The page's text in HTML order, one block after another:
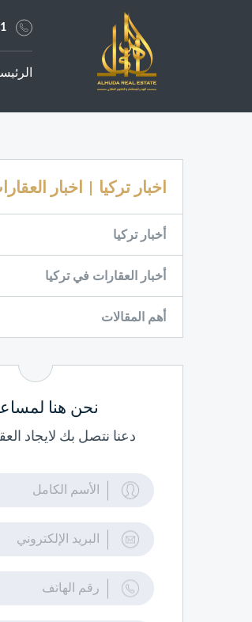
اخبار تركيا | اخبار
أخبار تركيا
أخبار العقارات في تركيا
أهم المقالات
نحن هنا
دعنا نتصل بك لايجاد